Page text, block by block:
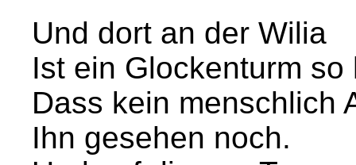
Und dort an der Wilia
Ist ein Glockenturm so
Dass kein menschlich
Ihn gesehen noch.